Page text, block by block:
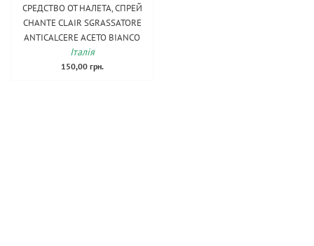
СРЕДСТВО ОТ НАЛЕТА, СПРЕЙ
CHANTE CLAIR SGRASSATORE
ANTICALCERE ACETO BIANCO
Італія
150,00 грн.